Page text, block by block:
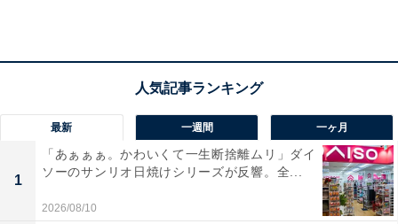
最新 一週間 一ヶ月
1
「あぁぁぁ。かわいくて一生断捨離ムリ」ダイ
ソーのサンリオ日焼けシリーズが反響。全...
2026/08/10